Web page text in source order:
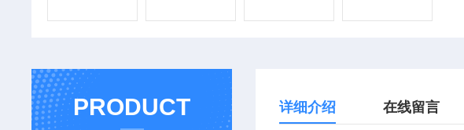
PRODUCT 详细介绍 在线留言